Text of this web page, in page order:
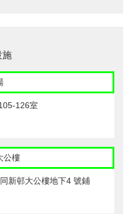
施
126室
公樓
新邨大公樓地下4 號鋪